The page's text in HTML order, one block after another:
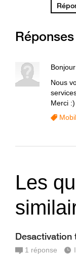
Réponses
Nous
Merci :)
Les
Desactivation
1 réponse